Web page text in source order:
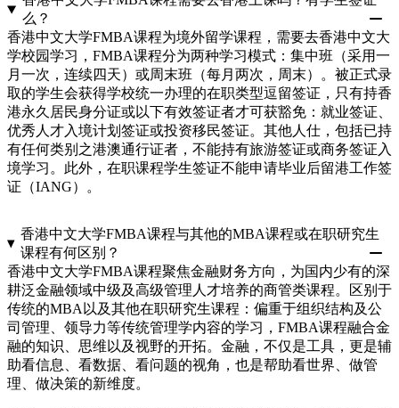
么？
香港中文大学FMBA课程为境外留学课程，需要去香港中文大
学校园学习，FMBA课程分为两种学习模式：集中班（采用一
月一次，连续四天）或周末班（每月两次，周末）。被正式录
取的学生会获得学校统一办理的在职类型逗留签证，只有持香
港永久居民身分证或以下有效签证者才可获豁免：就业签证、
优秀人才入境计划签证或投资移民签证。其他人仕，包括已持
有任何类别之港澳通行证者，不能持有旅游签证或商务签证入
境学习。此外，在职课程学生签证不能申请毕业后留港工作签
证（IANG）。
香港中文大学FMBA课程与其他的MBA课程或在职研究生
课程有何区别？
香港中文大学FMBA课程聚焦金融财务方向，为国内少有的深
耕泛金融领域中级及高级管理人才培养的商管类课程。区别于
传统的MBA以及其他在职研究生课程：偏重于组织结构及公
司管理、领导力等传统管理学内容的学习，FMBA课程融合金
融的知识、思维以及视野的开拓。金融，不仅是工具，更是辅
助看信息、看数据、看问题的视角，也是帮助看世界、做管
理、做决策的新维度。